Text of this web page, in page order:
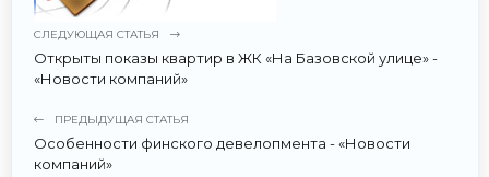
СЛЕДУЮЩАЯ СТАТЬЯ
Открыты показы квартир в ЖК «На Базовской улице» -
«Новости компаний»
ПРЕДЫДУЩАЯ СТАТЬЯ
Особенности финского девелопмента - «Новости
компаний»